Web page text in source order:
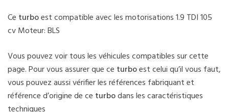
Ce turboest compatible avec les motorisations 1.9 TDI 105
cv Moteur: BLS
Vous pouvez voir tous les véhicules compatibles sur cette
page. Pour vous assurer que ce turboest celui qu’il vous faut,
vous pouvez aussi vérifier les références fabriquant et
référence d’origine de ce turbodans les caractéristiques
techniques